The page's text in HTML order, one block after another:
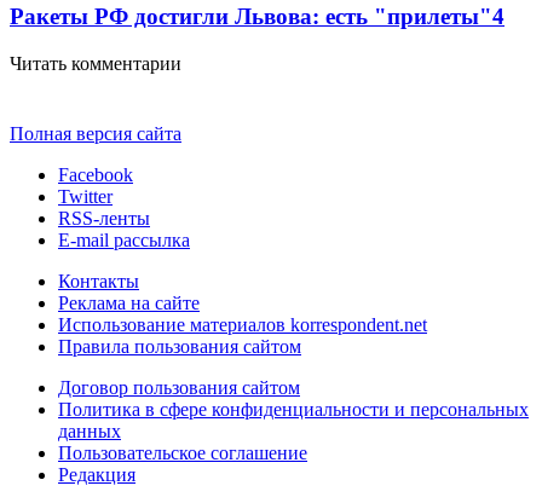
Ракеты РФ достигли Львова: есть "прилеты"4
Читать комментарии
Полная версия сайта
Facebook
Twitter
RSS-ленты
E-mail рассылка
Контакты
Реклама на сайте
Использование материалов korrespondent.net
Правила пользования сайтом
Договор пользования сайтом
Политика в сфере конфиденциальности и персональных
данных
Пользовательское соглашение
Редакция